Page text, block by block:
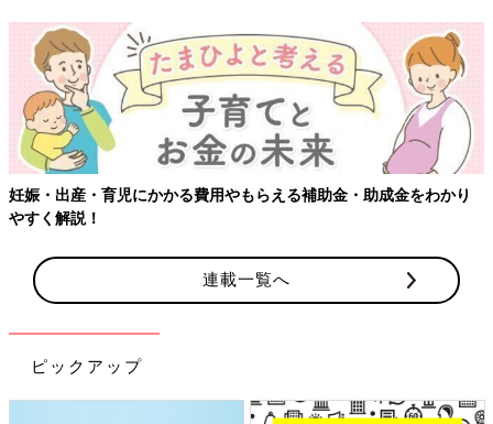
かり
【ワクチン接種できるものも】妊婦の感染症対策、知ってお
連載一覧へ
ピックアップ